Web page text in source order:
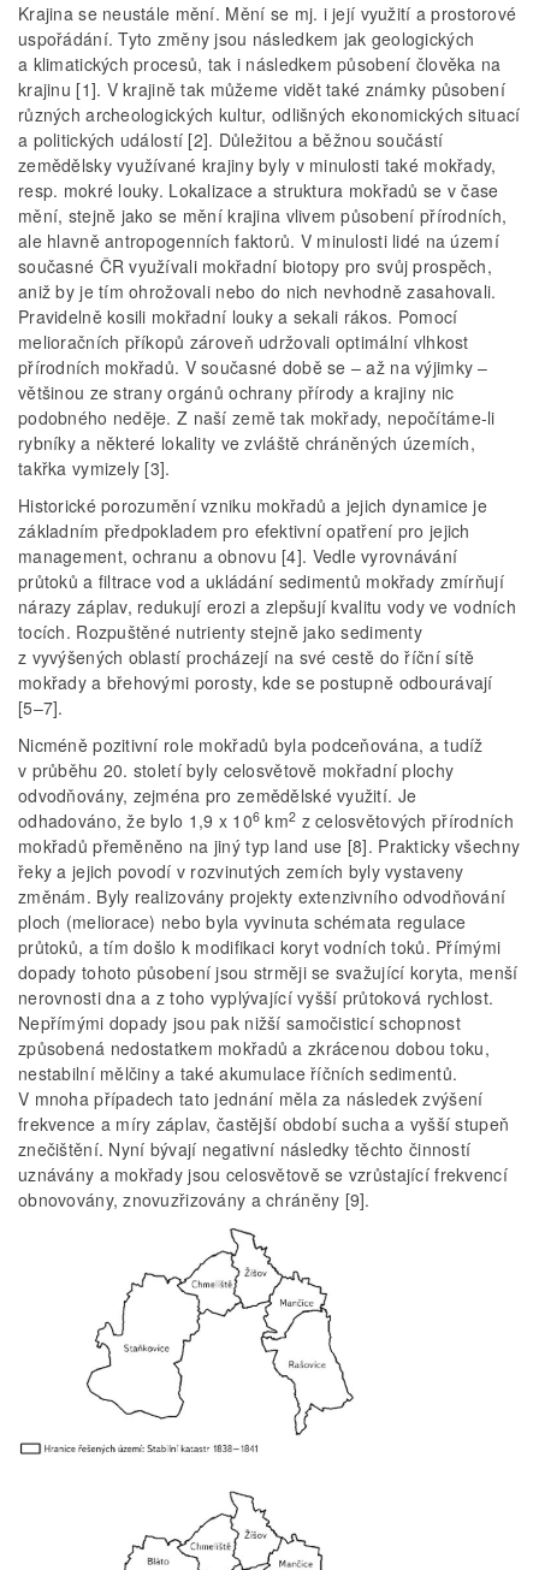
Krajina se neustále mění. Mění se mj. i její využití a prostorové
uspořádání. Tyto změny jsou následkem jak geologických
a klimatických procesů, tak i následkem působení člověka na
krajinu [1]. V krajině tak můžeme vidět také známky působení
různých archeologických kultur, odlišných ekonomických situací
a politických událostí [2]. Důležitou a běžnou součástí
zemědělsky využívané krajiny byly v minulosti také mokřady,
resp. mokré louky. Lokalizace a struktura mokřadů se v čase
mění, stejně jako se mění krajina vlivem působení přírodních,
ale hlavně antropogenních faktorů. V minulosti lidé na území
současné ČR využívali mokřadní biotopy pro svůj prospěch,
aniž by je tím ohrožovali nebo do nich nevhodně zasahovali.
Pravidelně kosili mokřadní louky a sekali rákos. Pomocí
melioračních příkopů zároveň udržovali optimální vlhkost
přírodních mokřadů. V současné době se – až na výjimky –
většinou ze strany orgánů ochrany přírody a krajiny nic
podobného neděje. Z naší země tak mokřady, nepočítáme-li
rybníky a některé lokality ve zvláště chráněných územích,
takřka vymizely [3].
Historické porozumění vzniku mokřadů a jejich dynamice je
základním předpokladem pro efektivní opatření pro jejich
management, ochranu a obnovu [4]. Vedle vyrovnávání
průtoků a filtrace vod a ukládání sedimentů mokřady zmírňují
nárazy záplav, redukují erozi a zlepšují kvalitu vody ve vodních
tocích. Rozpuštěné nutrienty stejně jako sedimenty
z vyvýšených oblastí procházejí na své cestě do říční sítě
mokřady a břehovými porosty, kde se postupně odbourávají
[5–7].
Nicméně pozitivní role mokřadů byla podceňována, a tudíž
v průběhu 20. století byly celosvětově mokřadní plochy
odvodňovány, zejména pro zemědělské využití. Je
odhadováno, že bylo 1,9 x 106 km2 z celosvětových přírodních
mokřadů přeměněno na jiný typ land use [8]. Prakticky všechny
řeky a jejich povodí v rozvinutých zemích byly vystaveny
změnám. Byly realizovány projekty extenzivního odvodňování
ploch (meliorace) nebo byla vyvinuta schémata regulace
průtoků, a tím došlo k modifikaci koryt vodních toků. Přímými
dopady tohoto působení jsou strměji se svažující koryta, menší
nerovnosti dna a z toho vyplývající vyšší průtoková rychlost.
Nepřímými dopady jsou pak nižší samočisticí schopnost
způsobená nedostatkem mokřadů a zkrácenou dobou toku,
nestabilní mělčiny a také akumulace říčních sedimentů.
V mnoha případech tato jednání měla za následek zvýšení
frekvence a míry záplav, častější období sucha a vyšší stupeň
znečištění. Nyní bývají negativní následky těchto činností
uznávány a mokřady jsou celosvětově se vzrůstající frekvencí
obnovovány, znovuzřizovány a chráněny [9].